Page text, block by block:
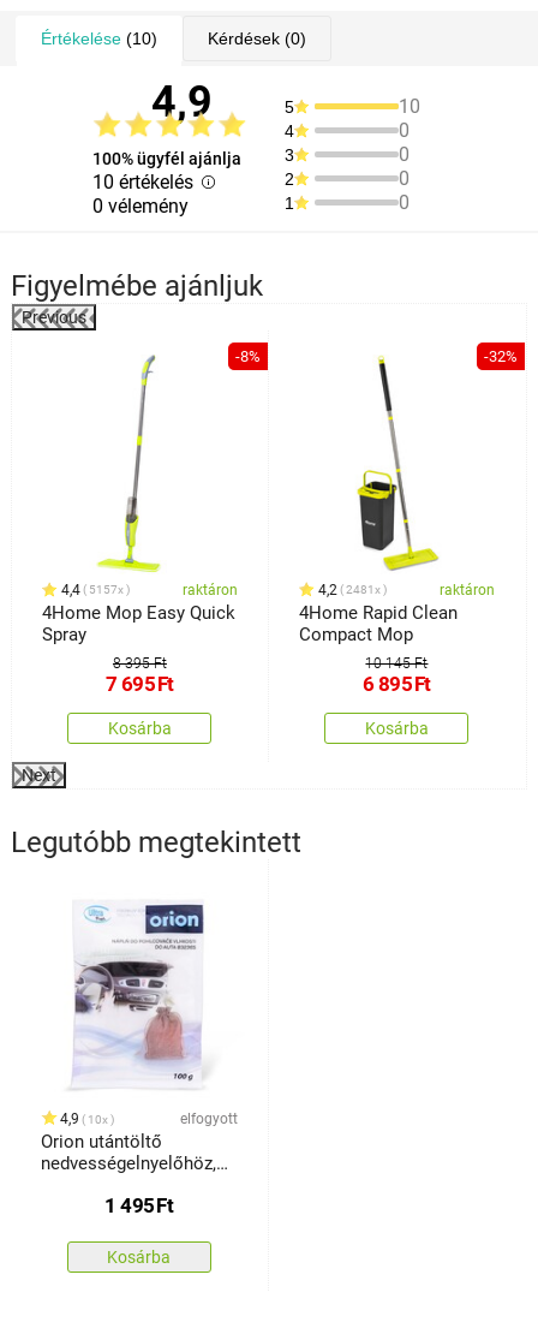
Értékelése(10) Kérdések(0)
4,9
100% ügyfél ajánlja
10 értékelés
0 vélemény
5 10
4 0
3 0
2 0
1 0
Figyelmébe ajánljuk
Previous
-8%
4,4 5157x raktáron
4Home Mop Easy Quick
Spray
8 395 Ft
7 695Ft
Kosárba
-32%
4,2 2481x raktáron
4Home Rapid Clean
Compact Mop
10 145 Ft
6 895Ft
Kosárba
Next
Legutóbb megtekintett
4,9 10x elfogyott
Orion utántöltő
nedvességelnyelőhöz,
1 495Ft
Kosárba